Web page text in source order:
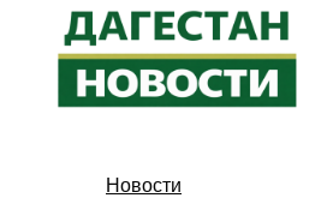
Перейти
содержимому
Новости